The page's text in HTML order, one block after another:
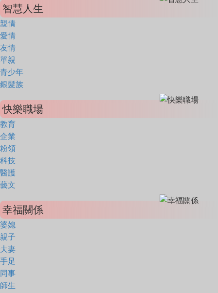
智慧人生
親情
愛情
友情
單親
青少年
銀髮族
快樂職場
教育
企業
粉領
科技
醫護
藝文
幸福關係
婆媳
親子
夫妻
手足
同事
師生